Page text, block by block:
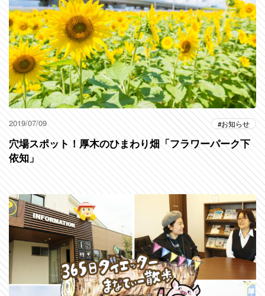
2019/07/09 お知らせ
穴場スポット！厚木のひまわり畑「フラワーパーク下
依知」